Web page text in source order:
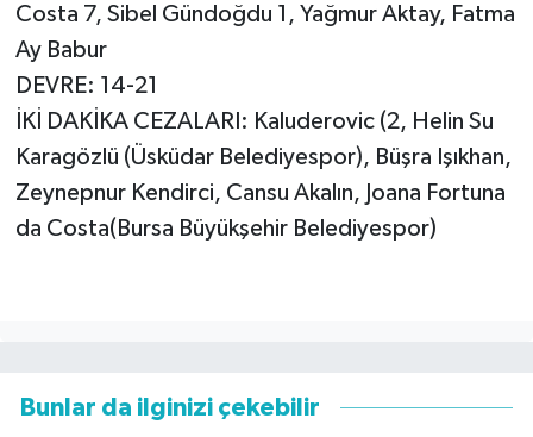
Costa 7, Sibel Gündoğdu 1, Yağmur Aktay, Fatma
Ay Babur
DEVRE: 14-21
İKİ DAKİKA CEZALARI: Kaluderovic (2, Helin Su
Karagözlü (Üsküdar Belediyespor), Büşra Işıkhan,
Zeynepnur Kendirci, Cansu Akalın, Joana Fortuna
da Costa(Bursa Büyükşehir Belediyespor)
Bunlar da ilginizi çekebilir